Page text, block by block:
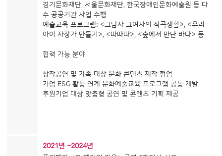
경기문화재단, 서울문화재단, 한국장애인문화예술원 등 다
수 공공기관 사업 수행
예술교육 프로그램: <그남자 그여자의 작곡생활>, <우리
아이 자장가 만들기>, <따따따>, <숲에서 만난 바다> 등
협력 가능 분야
창작공연 및 가족 대상 문화 콘텐츠 제작 협업
기업 ESG 활동 연계 문화예술교육 프로그램 공동 개발
후원기업 대상 맞춤형 공연 및 콘텐츠 기획 제공
2021년 ~2024년